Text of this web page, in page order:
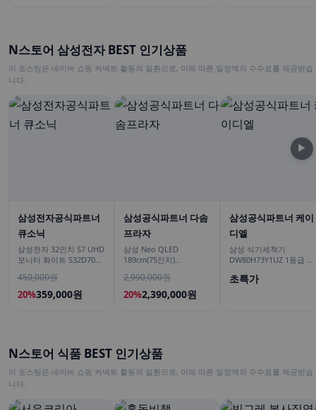
N스토어 삼성전자 BEST 인기상품
이 포스팅은 네이버 쇼핑 커넥트 활동의 일환으로, 이에 따른 일정액의 수수료를 제공받습
니다.
삼성전자공식파트너
큐소닉
삼성전자 32인치 S7 UHD
모니터 화이트 S32D701
450,000원
20%359,000원
삼성공식파트너 다솜
프라자
삼성 Neo QLED
189cm(75인치)
TV
2,990,000원
20%2,390,000원
삼성공식파트너 케이
디엘
삼성 식기세척기
DW80H73Y1UZ 1등급 14
맞춤세척
초특가
▶
N스토어 식품 BEST 인기상품
이 포스팅은 네이버 쇼핑 커넥트 활동의 일환으로, 이에 따른 일정액의 수수료를 제공받습
니다.